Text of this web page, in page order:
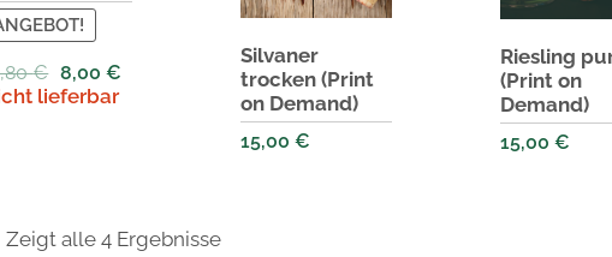
€ 8,00 €
lieferbar
Silvaner
trocken (Print
on Demand)
15,00€
Riesling
(Print on
Demand)
15,00€
Zeigt alle 4 Ergebnisse